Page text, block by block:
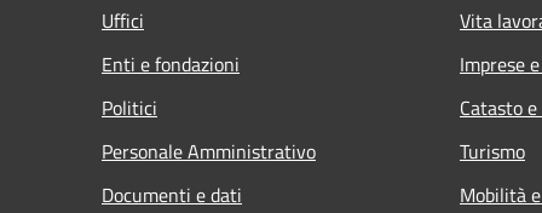
Uffici
Enti e fondazioni
Politici
Personale Amministrativo
Documenti e dati
Vita
Imprese
Catasto
Turismo
Mobilità